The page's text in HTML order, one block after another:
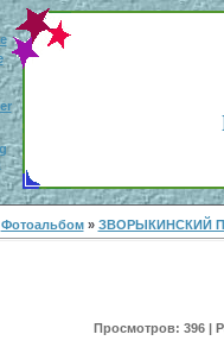
Фотоальбом» ЗВОРЫКИНСКИЙ
Просмотров: 396 |